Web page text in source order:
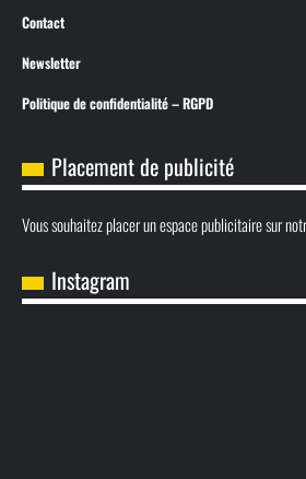
Contact
Newsletter
Politique de confidentialité – RGPD
Placement de publicité
Vous souhaitez placer un espace publicitaire sur
Instagram